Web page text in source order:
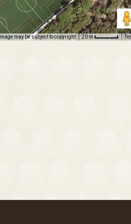
Image may be subject to copyright 20 m